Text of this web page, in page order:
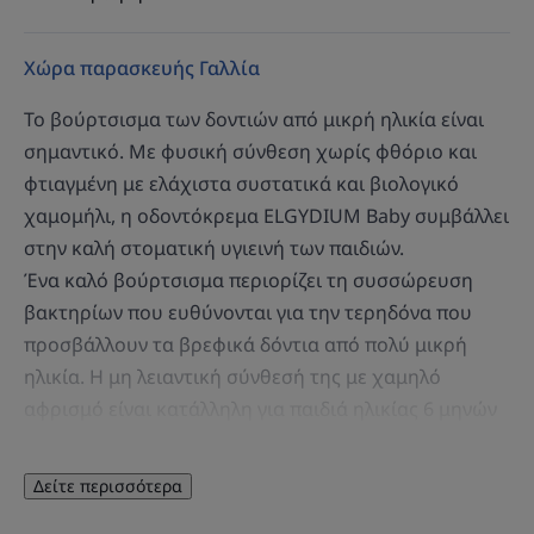
Χώρα παρασκευής Γαλλία
Το βούρτσισμα των δοντιών από μικρή ηλικία είναι
σημαντικό. Με φυσική σύνθεση χωρίς φθόριο και
φτιαγμένη με ελάχιστα συστατικά και βιολογικό
χαμομήλι, η οδοντόκρεμα ELGYDIUM Baby συμβάλλει
στην καλή στοματική υγιεινή των παιδιών.
Ένα καλό βούρτσισμα περιορίζει τη συσσώρευση
βακτηρίων που ευθύνονται για την τερηδόνα που
προσβάλλουν τα βρεφικά δόντια από πολύ μικρή
ηλικία. Η μη λειαντική σύνθεσή της με χαμηλό
ετών. Μια ποσότητα οδοντόκρεμας με υφή gel
μεγέθους ενός κόκκου ρυζιού που εναποτίθεται
Δείτε περισσότερα